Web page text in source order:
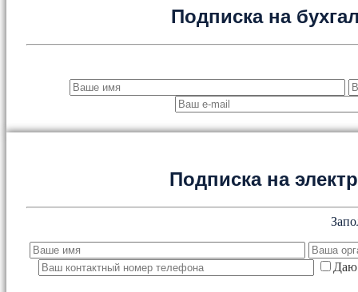
Подписка на
Подписка на
Даю